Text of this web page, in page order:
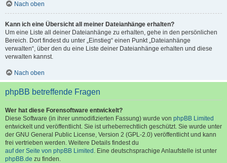
Nach oben
Kann ich eine Übersicht all meiner Dateianhänge erhalten?
Um eine Liste all deiner Dateianhänge zu erhalten, gehe in den persönlichen
Bereich. Dort findest du unter „Einstieg“ einen Punkt „Dateianhänge
verwalten“, über den du eine Liste deiner Dateianhänge erhalten und diese
verwalten kannst.
Nach oben
phpBB betreffende Fragen
Wer hat diese Forensoftware entwickelt?
Diese Software (in ihrer unmodifizierten Fassung) wurde von phpBB Limited
entwickelt und veröffentlicht. Sie ist urheberrechtlich geschützt. Sie wurde unter
der GNU General Public License, Version 2 (GPL-2.0) veröffentlicht und kann
frei vertrieben werden. Weitere Details findest du
auf der Seite von phpBB Limited . Eine deutschsprachige Anlaufstelle ist unter
phpBB.de zu finden.